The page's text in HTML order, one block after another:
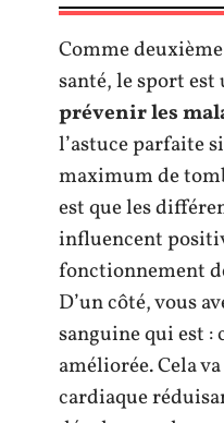
Comme
santé, le sport est
prévenir les
l’astuce parfaite
maximum de
est que les
influencent
fonctionnement
D’un côté, vous
sanguine qui est
améliorée. Cela
cardiaque